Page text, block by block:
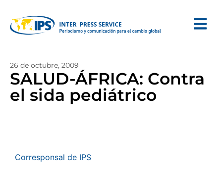
26 de octubre, 2009
SALUD-ÁFRICA: Contra
el sida pediátrico
Corresponsal de IPS